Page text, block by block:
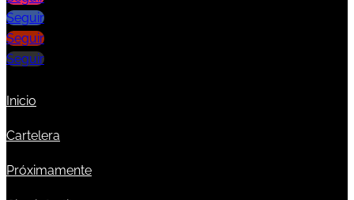
Seguir
Seguir
Seguir
Inicio
Cartelera
Próximamente